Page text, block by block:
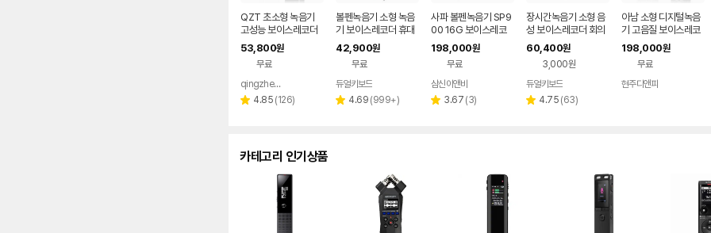
QZT 초소형 녹음기
고성능 보이스레코더
장시간 41h 연속 녹음
V90-32GB
53,800원
무료
페이
qingzhentuo
별 4.85 리
(126)
볼펜녹음기 소형 녹음
기 보이스레코더 휴대
용 미니 펜
42,900원
무료
듀얼키보드
별 4.69 리
(999+)
사파 볼펜녹음기 SP9
00 16G 보이스레코
더
198,000원
무료
삼신이앤비
별 3.67 리
(3)
장시간녹음기 소형 음
성 보이스레코더 회의
400시간 32GB
60,400원
3,000원
듀얼키보드
별 4.75 리
(63)
아남 소형 디지털녹음
기 고음질 보이스레코
더 장시간 녹취기 내장
스피커 AVR-3000 8
198,000원
무료
현주디앤피
카테고리 인기상품